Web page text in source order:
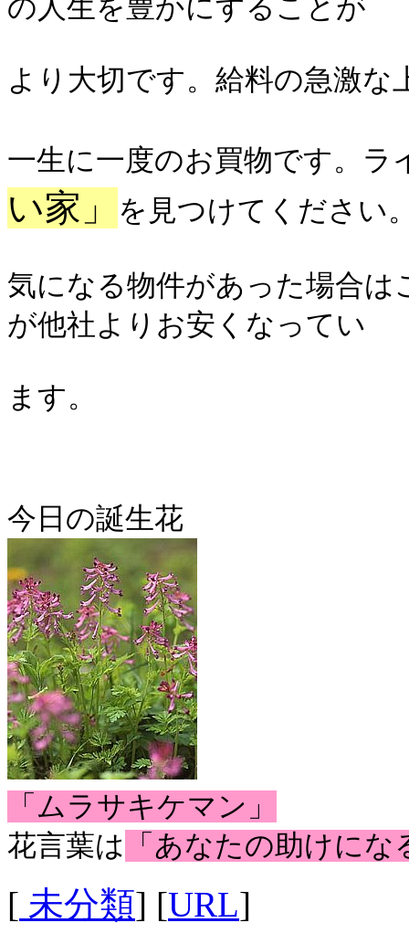
の人生を豊かにすることが
より大切です。給料の急激な
一生に一度のお買物です。ラ
い家」 を見つけてください
気になる物件があった場合は
が他社よりお安くなってい
ます。
今日の誕生花
「ムラサキケマン」
花言葉は 「あなたの助けにな
[ 未分類] [URL]